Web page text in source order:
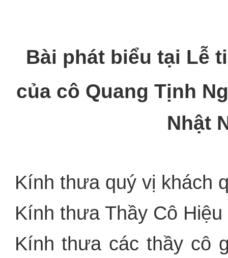
Bài phát biểu tại Lễ
của cô Quang Tịnh
Nhật
Kính thưa quý vị khách
Kính thưa Thầy Cô
Kính thưa các thầy cô